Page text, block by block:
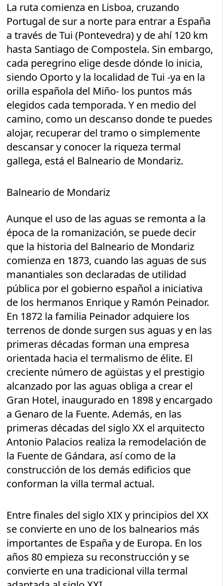
La ruta comienza en Lisboa, cruzando
Portugal de sur a norte para entrar a España
a través de Tui (Pontevedra) y de ahí 120 km
hasta Santiago de Compostela. Sin embargo,
cada peregrino elige desde dónde lo inicia,
siendo Oporto y la localidad de Tui -ya en la
orilla española del Miño- los puntos más
elegidos cada temporada. Y en medio del
camino, como un descanso donde te puedes
alojar, recuperar del tramo o simplemente
descansar y conocer la riqueza termal
gallega, está el Balneario de Mondariz.
Balneario de Mondariz
Aunque el uso de las aguas se remonta a la
época de la romanización, se puede decir
que la historia del Balneario de Mondariz
comienza en 1873, cuando las aguas de sus
manantiales son declaradas de utilidad
pública por el gobierno español a iniciativa
de los hermanos Enrique y Ramón Peinador.
En 1872 la familia Peinador adquiere los
terrenos de donde surgen sus aguas y en las
primeras décadas forman una empresa
orientada hacia el termalismo de élite. El
creciente número de agüistas y el prestigio
alcanzado por las aguas obliga a crear el
Gran Hotel, inaugurado en 1898 y encargado
a Genaro de la Fuente. Además, en las
primeras décadas del siglo XX el arquitecto
Antonio Palacios realiza la remodelación de
la Fuente de Gándara, así como de la
construcción de los demás edificios que
conforman la villa termal actual.
Entre finales del siglo XIX y principios del XX
se convierte en uno de los balnearios más
importantes de España y de Europa. En los
años 80 empieza su reconstrucción y se
convierte en una tradicional villa termal